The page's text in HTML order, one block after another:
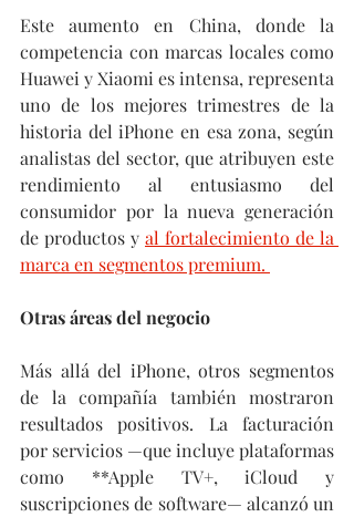
Este aumento en China, donde la
competencia con marcas locales como
Huawei y Xiaomi es intensa, representa
uno de los mejores trimestres de la
historia del iPhone en esa zona, según
analistas del sector, que atribuyen este
rendimiento al entusiasmo del
consumidor por la nueva generación
de productos y al fortalecimiento de la
marca en segmentos premium.
Otras áreas del negocio
Más allá del iPhone, otros segmentos
de la compañía también mostraron
resultados positivos. La facturación
por servicios —que incluye plataformas
como **Apple TV+, iCloud y
suscripciones de software— alcanzó un